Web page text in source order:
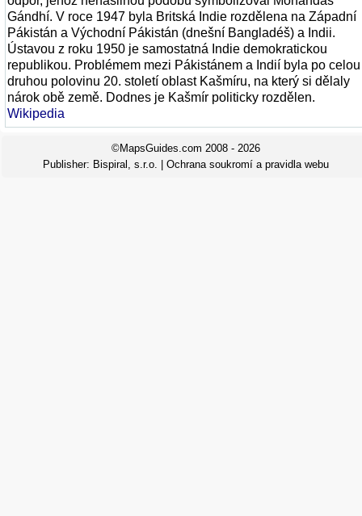
Gándhí. V roce 1947 byla Britská Indie rozdělena na Západní
Pákistán a Východní Pákistán (dnešní Bangladéš) a Indii.
Ústavou z roku 1950 je samostatná Indie demokratickou
republikou. Problémem mezi Pákistánem a Indií byla po celou
druhou polovinu 20. století oblast Kašmíru, na který si dělaly
nárok obě země. Dodnes je Kašmír politicky rozdělen.
Wikipedia
©MapsGuides.com 2008 - 2026
Publisher: Bispiral, s.r.o. Ochrana soukromí a pravidla webu